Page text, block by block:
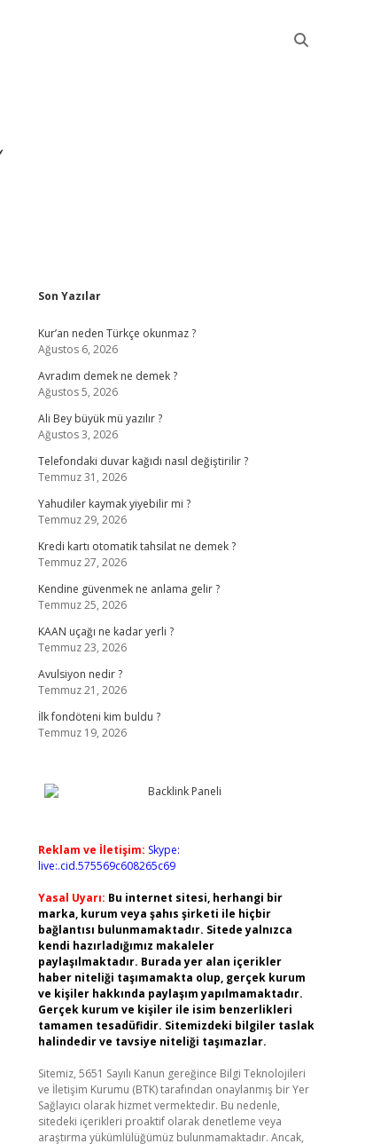
Sidebar
Son Yazılar
Kur’an neden Türkçe okunmaz ?
Ağustos 6, 2026
Avradım demek ne demek ?
Ağustos 5, 2026
Ali Bey büyük mü yazılır ?
Ağustos 3, 2026
Telefondaki duvar kağıdı nasıl değiştirilir ?
Temmuz 31, 2026
Yahudiler kaymak yiyebilir mi ?
Temmuz 29, 2026
Kredi kartı otomatik tahsilat ne demek ?
Temmuz 27, 2026
Kendine güvenmek ne anlama gelir ?
Temmuz 25, 2026
KAAN uçağı ne kadar yerli ?
Temmuz 23, 2026
Avulsiyon nedir ?
Temmuz 21, 2026
İlk fondöteni kim buldu ?
Temmuz 19, 2026
Reklam ve İletişim: Skype:
live:.cid.575569c608265c69
Yasal Uyarı: Bu internet sitesi, herhangi bir
marka, kurum veya şahıs şirketi ile hiçbir
bağlantısı bulunmamaktadır. Sitede yalnızca
kendi hazırladığımız makaleler
paylaşılmaktadır. Burada yer alan içerikler
haber niteliği taşımamakta olup, gerçek kurum
ve kişiler hakkında paylaşım yapılmamaktadır.
Gerçek kurum ve kişiler ile isim benzerlikleri
tamamen tesadüfidir. Sitemizdeki bilgiler taslak
halindedir ve tavsiye niteliği taşımazlar.
Sitemiz, 5651 Sayılı Kanun gereğince Bilgi Teknolojileri
ve İletişim Kurumu (BTK) tarafından onaylanmış bir Yer
Sağlayıcı olarak hizmet vermektedir. Bu nedenle,
sitedeki içerikleri proaktif olarak denetleme veya
araştırma yükümlülüğümüz bulunmamaktadır. Ancak,